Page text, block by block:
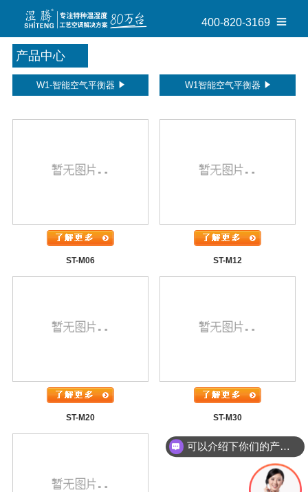
400-820-3169
W1-智能空气平衡器 W1智能空气平衡器
产品中心
ST-M06 ST-M12
ST-M20 ST-M30
可以介绍下你们的产品么
你们是怎么收费的呢